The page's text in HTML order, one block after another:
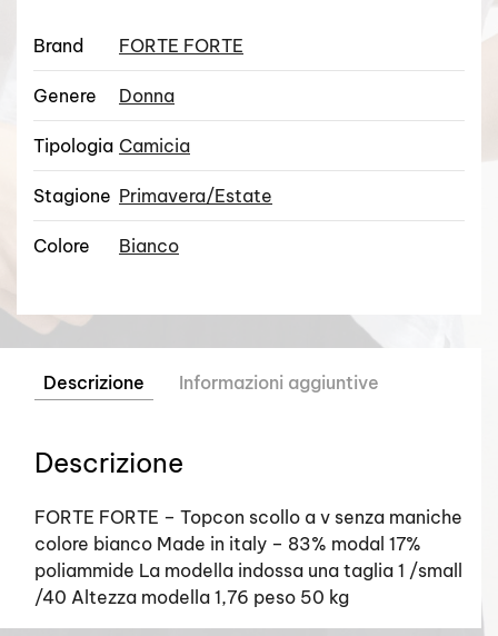
Brand FORTE FORTE
Genere Donna
Tipologia Camicia
Stagione Primavera/Estate
Colore Bianco
Descrizione Informazioni aggiuntive
Descrizione
FORTE FORTE – Topcon scollo a v senza maniche
colore bianco Made in italy – 83% modal 17%
poliammide La modella indossa una taglia 1 /small
/40 Altezza modella 1,76 peso 50 kg